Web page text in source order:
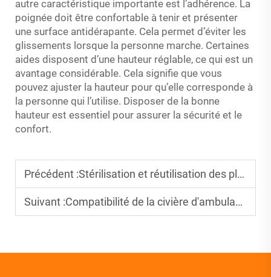
autre caractéristique importante est l’adhérence. La
poignée doit être confortable à tenir et présenter
une surface antidérapante. Cela permet d’éviter les
glissements lorsque la personne marche. Certaines
aides disposent d’une hauteur réglable, ce qui est un
avantage considérable. Cela signifie que vous
pouvez ajuster la hauteur pour qu’elle corresponde à
la personne qui l’utilise. Disposer de la bonne
hauteur est essentiel pour assurer la sécurité et le
confort.
Précédent :Stérilisation et réutilisation des planches dorsales
Suivant :Compatibilité de la civière d'ambulance avec les véhicules